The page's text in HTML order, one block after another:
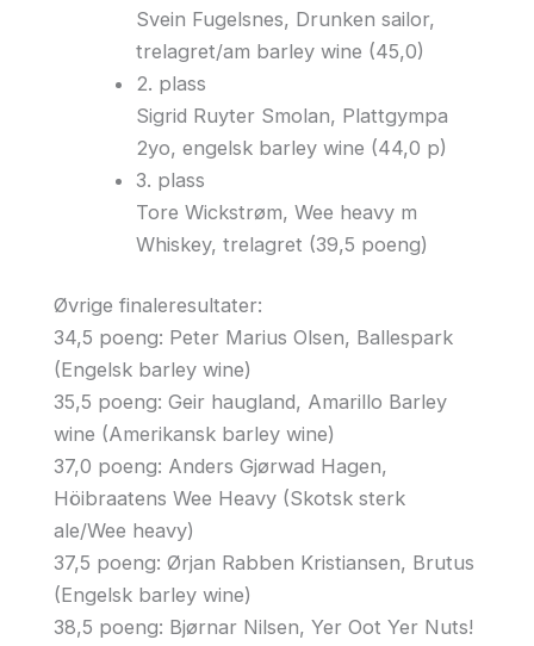
Svein Fugelsnes, Drunken sailor,
trelagret/am barley wine (45,0)
2. plass
Sigrid Ruyter Smolan, Plattgympa
2yo, engelsk barley wine (44,0 p)
3. plass
Tore Wickstrøm, Wee heavy m
Whiskey, trelagret (39,5 poeng)
Øvrige finaleresultater:
34,5 poeng: Peter Marius Olsen, Ballespark
(Engelsk barley wine)
35,5 poeng: Geir haugland, Amarillo Barley
wine (Amerikansk barley wine)
37,0 poeng: Anders Gjørwad Hagen,
Höibraatens Wee Heavy (Skotsk sterk
ale/Wee heavy)
37,5 poeng: Ørjan Rabben Kristiansen, Brutus
(Engelsk barley wine)
38,5 poeng: Bjørnar Nilsen, Yer Oot Yer Nuts!